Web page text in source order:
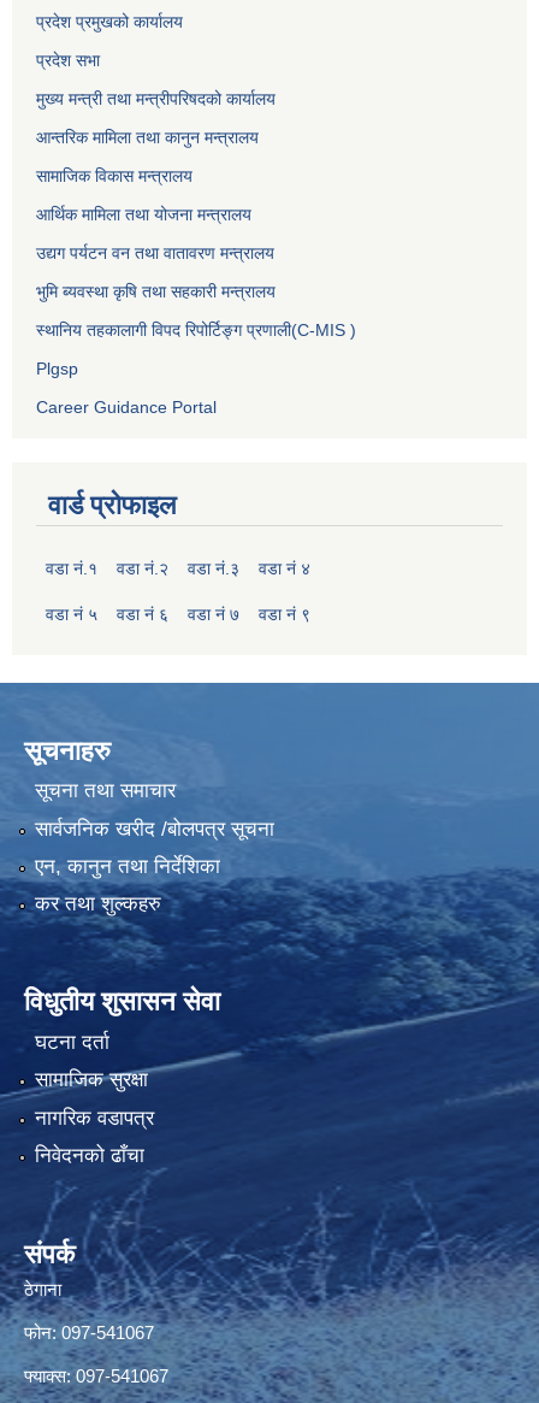
प्रदेश प्रमुखको कार्यालय
प्रदेश सभा
मुख्य मन्त्री तथा मन्त्रीपरिषदको कार्यालय
आन्तरिक मामिला तथा कानुन मन्त्रालय
सामाजिक विकास मन्त्रालय
आर्थिक मामिला तथा योजना मन्त्रालय
उद्यग पर्यटन वन तथा वातावरण मन्त्रालय
भुमि ब्यवस्था कृषि तथा सहकारी मन्त्रालय
स्थानिय तहकालागी विपद रिपोर्टिङ्ग प्रणाली(C-MIS )
Plgsp
Career Guidance Portal
वार्ड प्रोफाइल
वडा नं.१ वडा नं.२ वडा नं.३ वडा नं ४
वडा नं ५ वडा नं ६ वडा नं ७ वडा नं ९
सूचनाहरु
सूचना तथा समाचार
सार्वजनिक खरीद /बोलपत्र सूचना
एन, कानुन तथा निर्देशिका
कर तथा शुल्कहरु
विधुतीय शुसासन सेवा
घटना दर्ता
सामाजिक सुरक्षा
नागरिक वडापत्र
निवेदनको ढाँचा
संपर्क
ठेगाना
फोन: 097-541067
फ्याक्स: 097-541067